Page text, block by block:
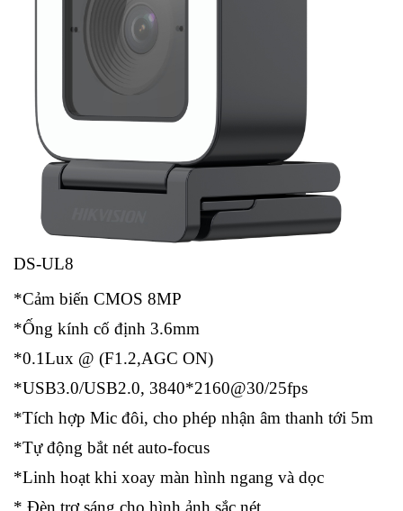
DS-UL8
*Cảm biến CMOS 8MP
*Ống kính cố định 3.6mm
*0.1Lux @ (F1.2,AGC ON)
*USB3.0/USB2.0, 3840*2160@30/25fps
*Tích hợp Mic đôi, cho phép nhận âm thanh tới 5m
*Tự động bắt nét auto-focus
*Linh hoạt khi xoay màn hình ngang và dọc
* Đèn trợ sáng cho hình ảnh sắc nét